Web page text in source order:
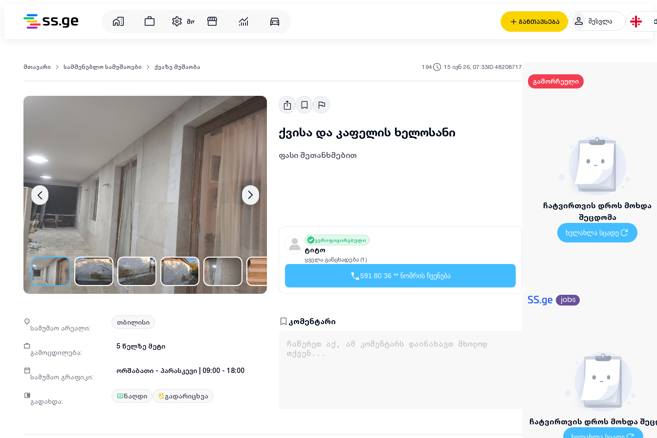
განთავსება შესვლა
მომსახურება
მთავარი სამშენებლო სამუშაოები ქვაზე მუშაობა 194 15 ივნ 26, 07:33ID 48208717
ქვისა და კაფელის ხელოსანი
ფასი შეთანხმებით
ვერიფიცირებული
ტიტო
ყველა განცხადება (1)
591 80 36 ** ნომრის ჩვენება
სამუშაო არეალი:
თბილისი
გამოცდილება:
5 წელზე მეტი
სამუშაო გრაფიკი:
ორშაბათი - პარასკევი 09:00 - 18:00
გადახდა:
ნაღდი გადარიცხვა
კომენტარი
გამორჩეული
ჩატვირთვის დროს მოხდა
შეცდომა
ხელახლა სცადე
ჩატვირთვის დროს მოხდა